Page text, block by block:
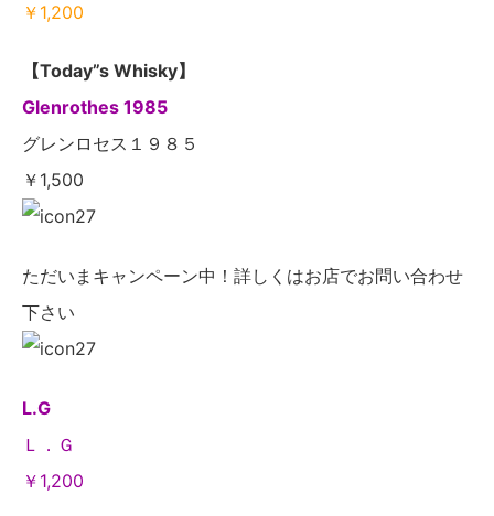
￥1,200
【Today”s Whisky】
Glenrothes 1985
グレンロセス１９８５
￥1,500
ただいまキャンペーン中！詳しくはお店でお問い合わせ
下さい
L.G
Ｌ．Ｇ
￥1,200